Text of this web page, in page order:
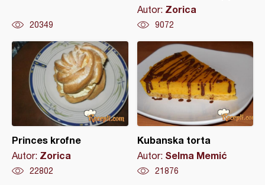
20349
Autor: Zorica
9072
Princes krofne
Autor: Zorica
22802
Kubanska torta
Autor: Selma Memić
21876